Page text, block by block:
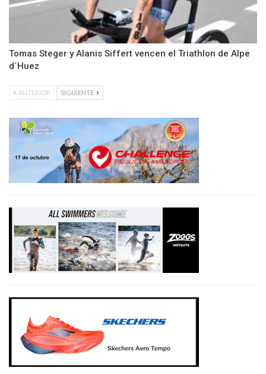
Tomas Steger y Alanis Siffert vencen el Triathlon de Alpe
d´Huez
ANTERIOR SIGUIENTE